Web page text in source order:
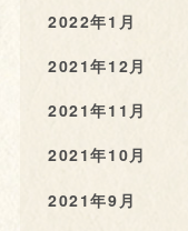
2022年1月
2021年12月
2021年11月
2021年10月
2021年9月